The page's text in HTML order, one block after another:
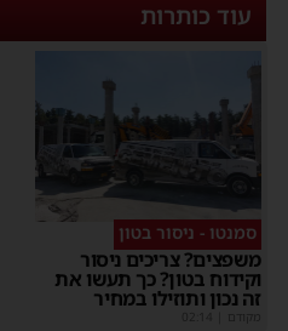
עוד כותרות
סמנטו - ניסור בטון
משפצים? צריכים ניסור
וקידוח בטון? כך תעשו את
זה נכון ותוזילו במחיר
מקודם